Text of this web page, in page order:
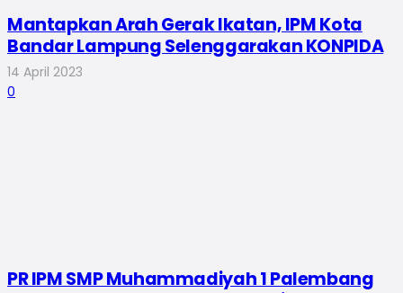
Mantapkan Arah Gerak Ikatan, IPM Kota
Bandar Lampung Selenggarakan KONPIDA
14 April 2023
0
PR IPM SMP Muhammadiyah 1 Palembang